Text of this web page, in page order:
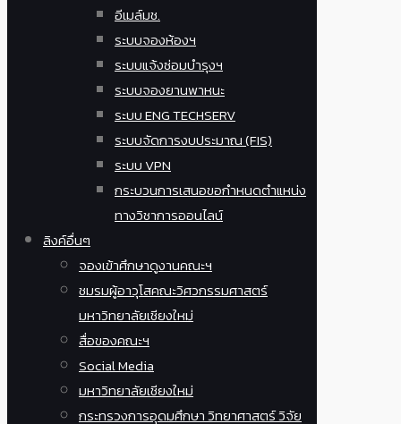
อีเมล์มช.
ระบบจองห้องฯ
ระบบแจ้งซ่อมบำรุงฯ
ระบบจองยานพาหนะ
ระบบ ENG TECHSERV
ระบบจัดการงบประมาณ (FIS)
ระบบ VPN
กระบวนการเสนอขอกำหนดตำแหน่ง
ทางวิชาการออนไลน์
ลิงค์อื่นๆ
จองเข้าศึกษาดูงานคณะฯ
ชมรมผู้อาวุโสคณะวิศวกรรมศาสตร์
มหาวิทยาลัยเชียงใหม่
สื่อของคณะฯ
Social Media
มหาวิทยาลัยเชียงใหม่
กระทรวงการอุดมศึกษา วิทยาศาสตร์ วิจัย